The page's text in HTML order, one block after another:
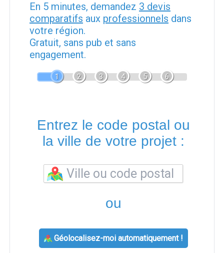
En 5 minutes, demandez 3 devis
comparatifs aux professionnels dans
votre région.
Gratuit, sans pub et sans
engagement.
1 2 3 4 5 6
Entrez le code postal ou
la ville de votre projet :
ou
Géolocalisez-moi automatiquement !